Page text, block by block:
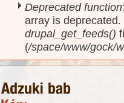
Deprecated function
array is
drupal_get_feeds()
(/space/www/gock/